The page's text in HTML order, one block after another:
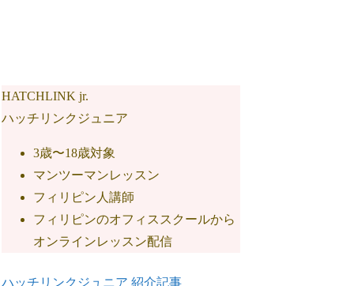
HATCHLINK jr.
ハッチリンクジュニア
3歳〜18歳対象
マンツーマンレッスン
フィリピン人講師
フィリピンのオフィススクールから
オンラインレッスン配信
ハッチリンクジュニア 紹介記事